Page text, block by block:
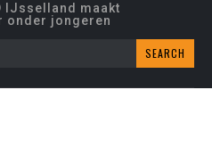
IJsselland maakt
onder jongeren
SEARCH